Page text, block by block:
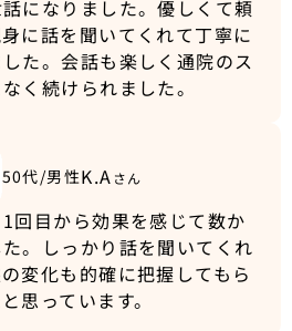
になりました。優しくて頼
に話を聞いてくれて丁寧に
た。会話も楽しく通院のス
く続けられました。
50代/男性K.A さん
回目から効果を感じて数か
。しっかり話を聞いてくれ
変化も的確に把握してもら
思っています。